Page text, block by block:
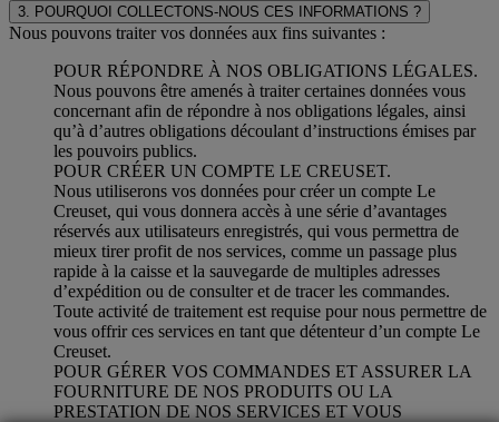
3. POURQUOI COLLECTONS-NOUS CES INFORMATIONS ?
Nous pouvons traiter vos données aux fins suivantes :
POUR RÉPONDRE À NOS OBLIGATIONS LÉGALES.
Nous pouvons être amenés à traiter certaines données vous
concernant afin de répondre à nos obligations légales, ainsi
qu’à d’autres obligations découlant d’instructions émises par
les pouvoirs publics.
POUR CRÉER UN COMPTE LE CREUSET.
Nous utiliserons vos données pour créer un compte Le
Creuset, qui vous donnera accès à une série d’avantages
réservés aux utilisateurs enregistrés, qui vous permettra de
mieux tirer profit de nos services, comme un passage plus
rapide à la caisse et la sauvegarde de multiples adresses
d’expédition ou de consulter et de tracer les commandes.
Toute activité de traitement est requise pour nous permettre de
vous offrir ces services en tant que détenteur d’un compte Le
Creuset.
POUR GÉRER VOS COMMANDES ET ASSURER LA
FOURNITURE DE NOS PRODUITS OU LA
PRESTATION DE NOS SERVICES ET VOUS